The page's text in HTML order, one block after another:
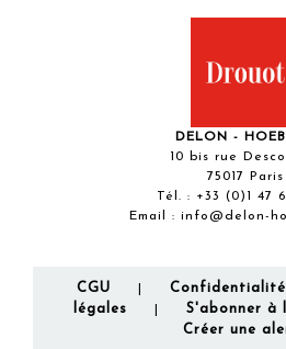
DELON -
10 bis rue
75017 Paris
Tél. : +33 (0)1 47
Email : info@delon-
CGU Confidentialité
légales
S'abonner à
Créer une